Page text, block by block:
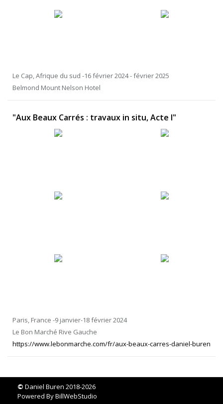
Le Cap, Afrique du sud -16 février 2024 - février 2025
Belmond Mount Nelson Hotel
"Aux Beaux Carrés : travaux in situ, Acte I"
Paris, France -9 janvier-18 février 2024
Le Bon Marché Rive Gauche
https://www.lebonmarche.com/fr/aux-beaux-carres-daniel-buren
© Daniel Buren 2018-2026
Powered ByBillWebStudio